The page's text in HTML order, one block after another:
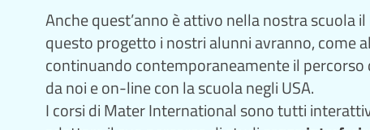
Anche quest’anno è attivo nella nostra scuola il
questo progetto i nostri alunni avranno, come
continuando contemporaneamente il
da noi e on-line con la scuola negli USA.
I corsi di Mater International sono tutti